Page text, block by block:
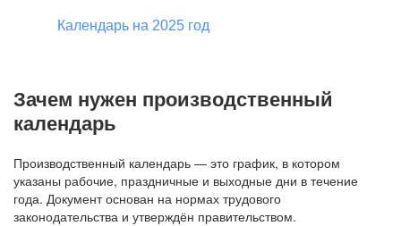
Календарь на 2025 год
Зачем нужен производственный
календарь
Производственный календарь — это график, в котором
указаны рабочие, праздничные и выходные дни в течение
года. Документ основан на нормах трудового
законодательства и утверждён правительством.